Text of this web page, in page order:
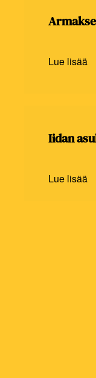
Lue lisää
Iidan
Lue lisää